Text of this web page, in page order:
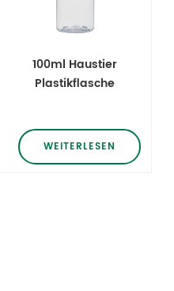
100ml Haustier
Plastikflasche
WEITERLESEN